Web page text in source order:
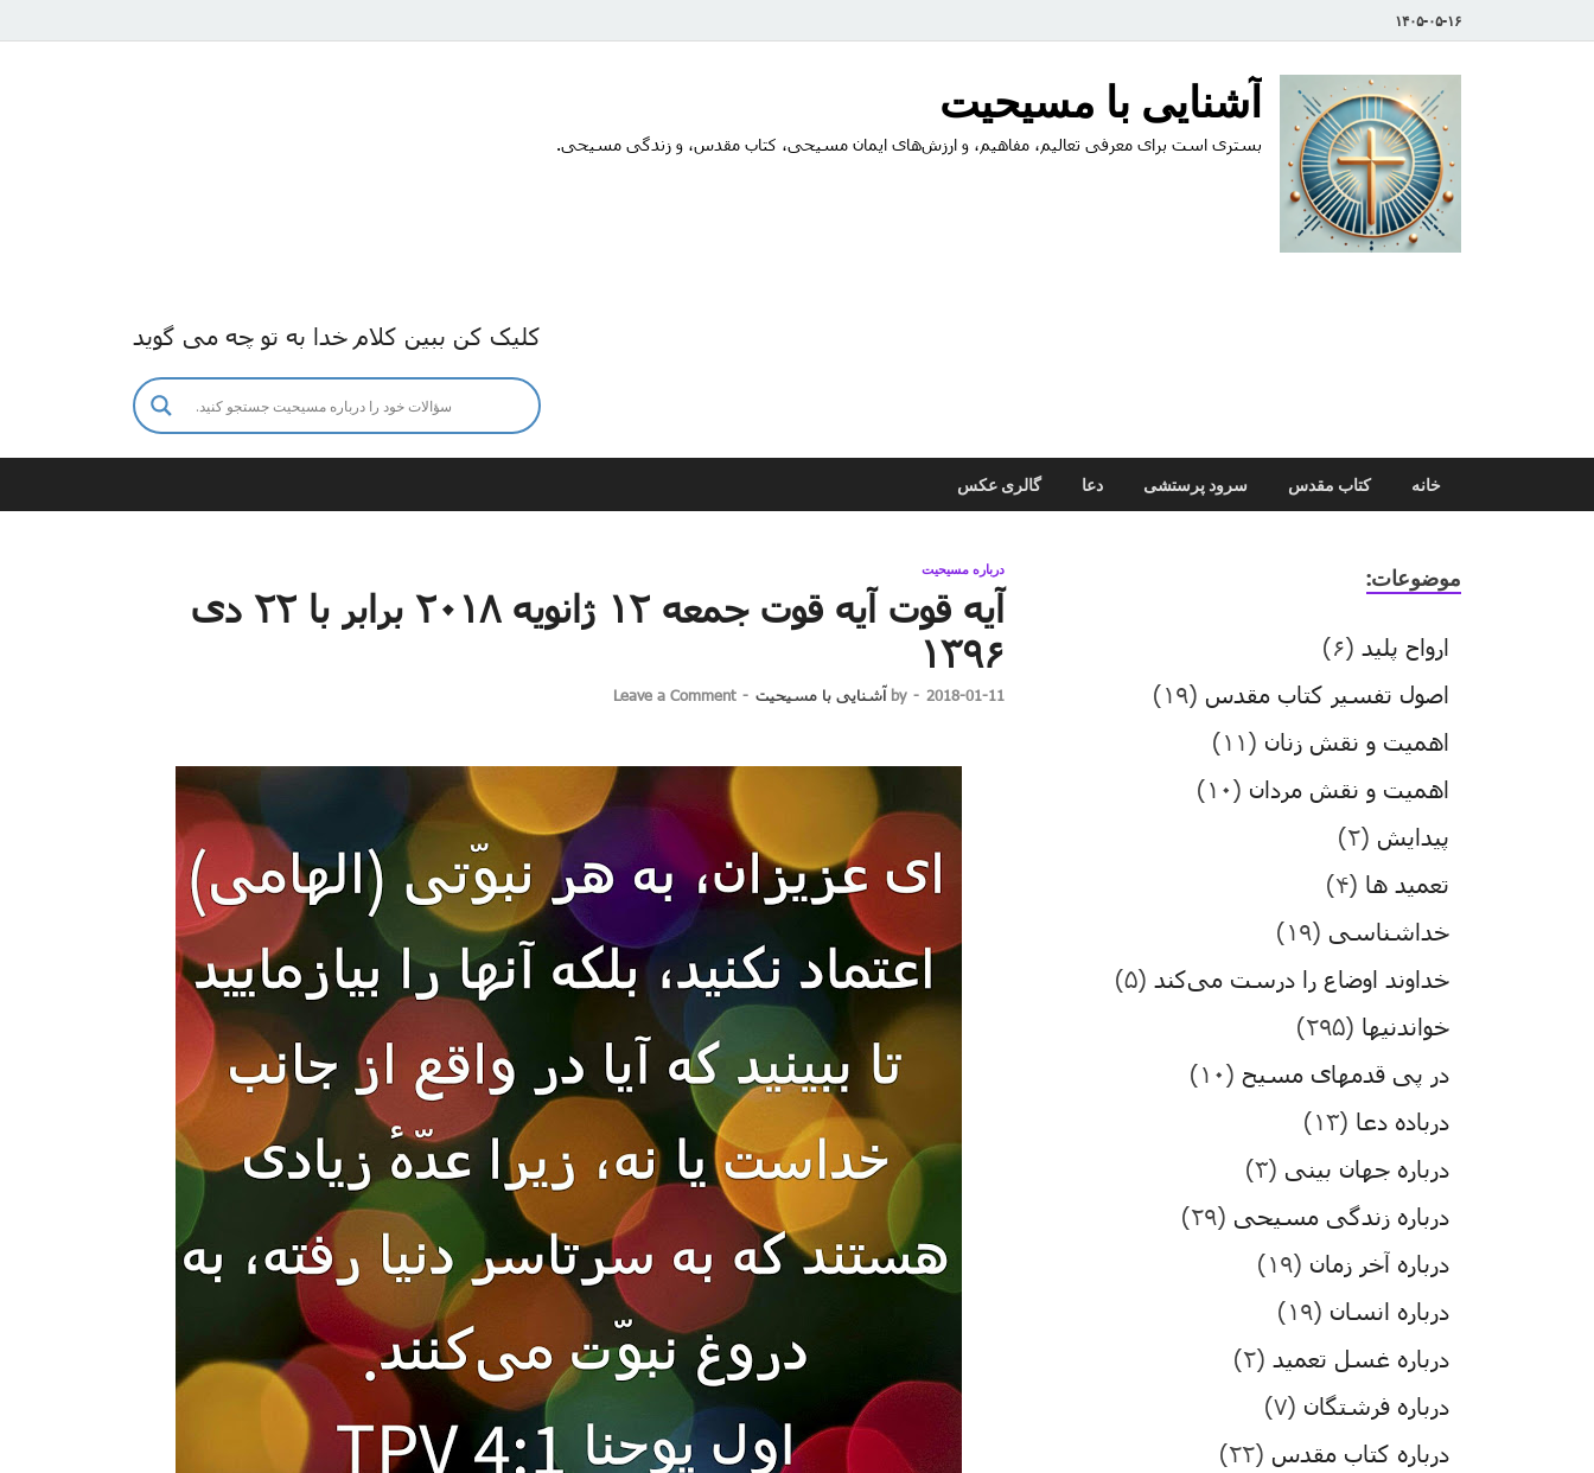
۱۴۰۵-۰۵-۱۶
آشنایی با مسیحیت
بستری است برای معرفی تعالیم، مفاهیم، و ارزش‌های ایمان مسیحی، کتاب مقدس، و زندگی مسیحی.
کلیک کن ببین کلام خدا به تو چه می گوید
خانه کتاب مقدس سرود پرستشی دعا گالری عکس
درباره مسیحیت
آیه قوت آیه قوت جمعه ۱۲ ژانویه ۲۰۱۸ برابر با ۲۲ دی
۱۳۹۶
2018-01-11
-
by آشنایی با مسیحیت -
Leave a Comment
موضوعات:
ارواح پلید (۶)
اصول تفسیر کتاب مقدس (۱۹)
اهمیت و نقش زنان (۱۱)
اهمیت و نقش مردان (۱۰)
پیدایش (۲)
تعمید ها (۴)
خداشناسی (۱۹)
خداوند اوضاع را درست می‌کند (۵)
خواندنیها (۲۹۵)
در پی قدمهای مسیح (۱۰)
درباده دعا (۱۳)
درباره جهان بینی (۳)
درباره زندگی مسیحی (۲۹)
درباره آخر زمان (۱۹)
درباره انسان (۱۹)
درباره غسل تعمید (۲)
درباره فرشتگان (۷)
درباره کتاب مقدس (۲۲)